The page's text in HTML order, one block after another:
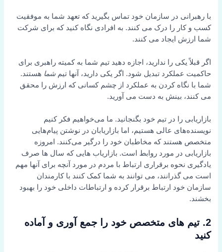
با رهبرانی در سازمان خود تماس بگیرید که تعهد شما به موفقیت
کسب و کار را درک می کنند. به افرادی نگاه کنید که برای شرکت
شما ارزش ایجاد می کنند.
اگر قبلاً یکی را ندارید، اجازه دهید تیم شما به کمیته راهبری برای
حاکمیت عملکرد تبدیل شود. اگر یکی دارید، آنها تیمشما هستند.
شما با نگاه کردن به عملکرد از چشم کسانی که ارزش را محقق
می کنند، بینش به دست می آورید.
بازاریابی را در تیم خود بگنجانید. ما می‌خواهیم فکر کنیم
نویسنده‌های عالی هستیم، اما بازاریابان در نوشتن پیام‌هایی
متخصص هستند که مخاطبان خود را درگیر می‌کنند. امروزه
بازاریابی در مورد روابط است. بازاریاب هایی که سال ها صرف
یادگیری نحوه برقراری ارتباط با مردم در مورد آنچه برای آنها مهم
است می گذرانند، می توانند به شما کمک کنند با کارمندان
سازمان خود ارتباط برقرار کرده و ارتباطات داخلی خود را بهبود
بخشند.
2. تیم های متخصص خود را جمع آوری و آماده
کنید